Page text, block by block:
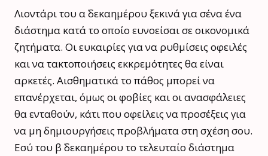
Λιοντάρι του α΄ δεκαημέρου ξεκινά για σένα ένα
διάστημα κατά το οποίο ευνοείσαι σε οικονομικά
ζητήματα. Οι ευκαιρίες για να ρυθμίσεις οφειλές
και να τακτοποιήσεις εκκρεμότητες θα είναι
αρκετές. Αισθηματικά το πάθος μπορεί να
επανέρχεται, όμως οι φοβίες και οι ανασφάλειες
θα ενταθούν, κάτι που οφείλεις να προσέξεις για
να μη δημιουργήσεις προβλήματα στη σχέση σου.
Εσύ του β΄ δεκαημέρου το τελευταίο διάστημα